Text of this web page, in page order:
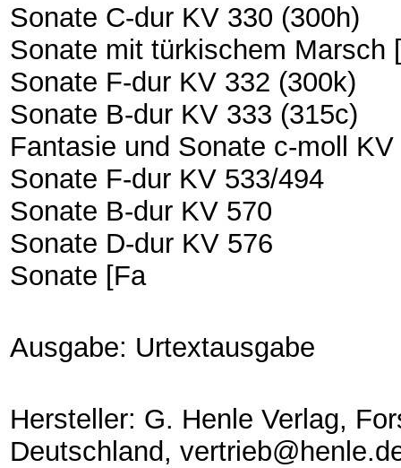
Sonate C-dur KV 330 (300h)
Sonate mit türkischem Marsch
Sonate F-dur KV 332 (300k)
Sonate B-dur KV 333 (315c)
Fantasie und Sonate c-moll
Sonate F-dur KV 533/494
Sonate B-dur KV 570
Sonate D-dur KV 576
Sonate [Fa
Ausgabe: Urtextausgabe
Hersteller: G. Henle Verlag,
Deutschland,